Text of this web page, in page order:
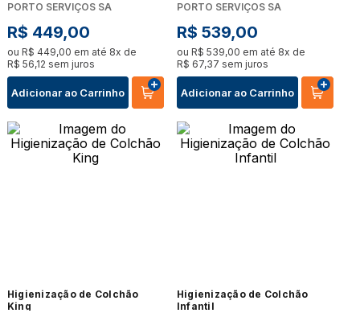
PORTO SERVIÇOS SA
R$ 449,00
ou R$ 449,00 em até 8x de
R$ 56,12 sem juros
Adicionar ao Carrinho
PORTO SERVIÇOS SA
R$ 539,00
ou R$ 539,00 em até 8x de
R$ 67,37 sem juros
Adicionar ao Carrinho
Higienização de Colchão
King
Higienização de Colchão
Infantil